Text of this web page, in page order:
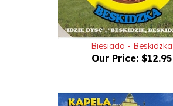
Biesiada - Beskidzka
Our Price:$12.95